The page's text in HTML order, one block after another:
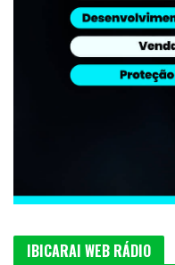
IBICARAI WEB RÁDIO